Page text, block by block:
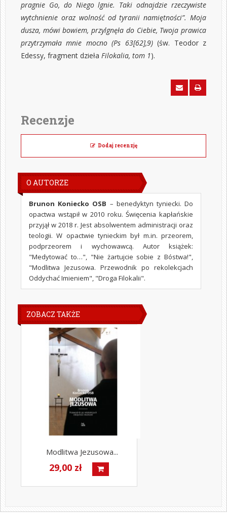
pragnie Go, do Niego lgnie. Taki odnajdzie rzeczywiste
wytchnienie oraz wolność od tyranii namiętności”. Moja
dusza, mówi bowiem, przylgnęła do Ciebie, Twoja prawica
przytrzymała mnie mocno (Ps 63[62],9)(św. Teodor z
Edessy, fragment dzieła Filokalia, tom 1).
Recenzje
Dodaj recenzję
O AUTORZE
Brunon Koniecko OSB – benedyktyn tyniecki. Do
opactwa wstąpił w 2010 roku. Święcenia kapłańskie
przyjął w 2018 r. Jest absolwentem administracji oraz
teologii. W opactwie tynieckim był m.in. przeorem,
podprzeorem i wychowawcą. Autor książek:
"Medytować to…", "Nie żartujcie sobie z Bóstwa!",
"Modlitwa Jezusowa. Przewodnik po rekolekcjach
Oddychać Imieniem", "Droga Filokalii".
ZOBACZ TAKŻE
Modlitwa Jezusowa...
29,00 zł